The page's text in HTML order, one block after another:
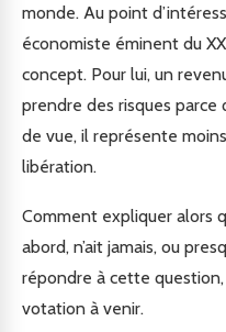
monde. Au point
économiste éminent du XX
concept. Pour lui, un
prendre des risques parce
de vue, il représente
libération.
Comment expliquer alors
abord, n’ait jamais, ou
répondre à cette
votation à venir.